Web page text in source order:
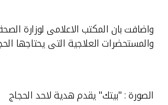
واضافت بان المكتب الاعلامى لوزارة
والمستحضرات العلاجية التى يحتاجها
الصورة : "بيتك" يقدم هدية لاحد الحجاج